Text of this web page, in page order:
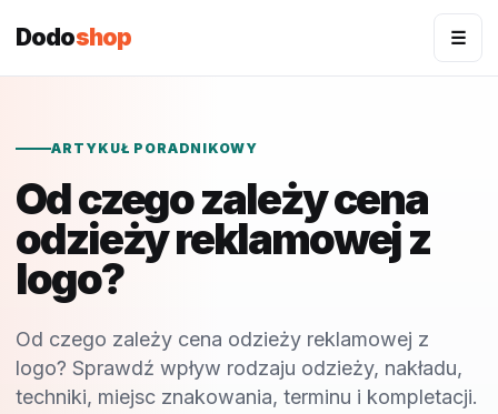
Dodoshop ☰
ARTYKUŁ PORADNIKOWY
Od czego zależy cena
odzieży reklamowej z
logo?
Od czego zależy cena odzieży reklamowej z
logo? Sprawdź wpływ rodzaju odzieży, nakładu,
techniki, miejsc znakowania, terminu i kompletacji.